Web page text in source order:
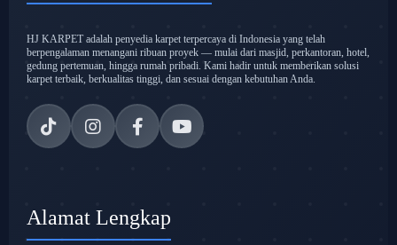
HJ KARPET adalah penyedia karpet terpercaya di Indonesia yang telah
berpengalaman menangani ribuan proyek — mulai dari masjid, perkantoran, hotel,
gedung pertemuan, hingga rumah pribadi. Kami hadir untuk memberikan solusi
karpet terbaik, berkualitas tinggi, dan sesuai dengan kebutuhan Anda.
Alamat Lengkap